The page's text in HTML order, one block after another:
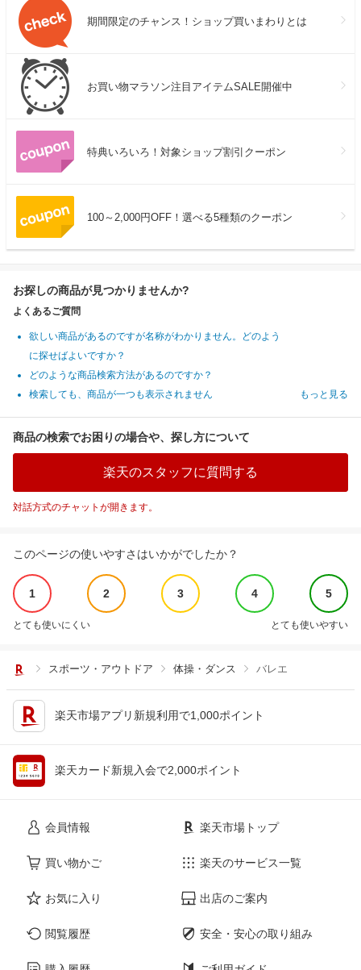
期間限定のチャンス！ショップ買いまわりとは
お買い物マラソン注目アイテムSALE開催中
特典いろいろ！対象ショップ割引クーポン
100～2,000円OFF！選べる5種類のクーポン
お探しの商品が見つかりませんか?
よくあるご質問
欲しい商品があるのですが名称がわかりません。どのよう
に探せばよいですか？
どのような商品検索方法があるのですか？
検索しても、商品が一つも表示されません
もっと見る
商品の検索でお困りの場合や、探し方について
楽天のスタッフに質問する
対話方式のチャットが開きます。
このページの使いやすさはいかがでしたか？
1 2 3 4 5
とても使いにくい とても使いやすい
スポーツ・アウトドア 体操・ダンス バレエ
楽天市場アプリ新規利用で1,000ポイント
楽天カード新規入会で2,000ポイント
会員情報
買い物かご
お気に入り
閲覧履歴
楽天市場トップ
楽天のサービス一覧
出店のご案内
安全・安心の取り組み